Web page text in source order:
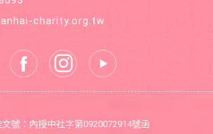
charity.org.tw
號：內授中社字第0920072914號函